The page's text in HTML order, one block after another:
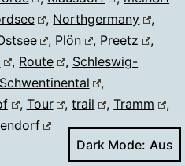
, Northgermany
,
, Plön , Preetz
,
, Route , Schleswig-
Schwentinental
,
, Tour ,trail ,Tramm
,
Dark Mode: